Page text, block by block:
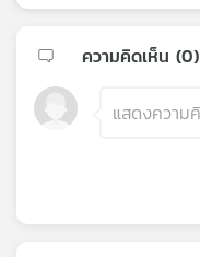
ความคิดเห็น (0)